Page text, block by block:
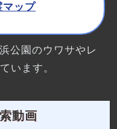
マップ
公園のウワサやレ
います。
動画